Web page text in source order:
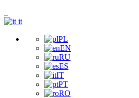
it
PL
EN
RU
ES
IT
PT
RO